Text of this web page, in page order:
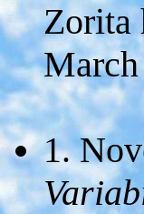
Zorita
1.